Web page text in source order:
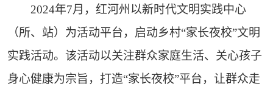
2024年7月，红河州以新时代文明实践中心
（所、站）为活动平台，启动乡村“家长夜校”文明
实践活动。该活动以关注群众家庭生活、关心孩子
身心健康为宗旨，打造“家长夜校”平台，让群众走